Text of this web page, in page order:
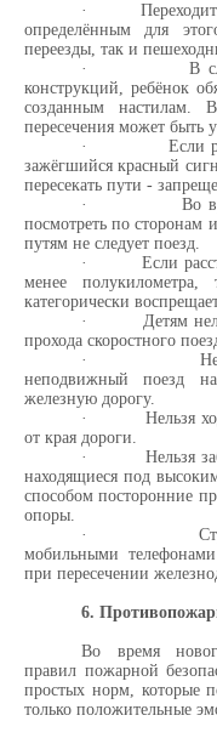
·
определённым для
переезды, так и
·
В
конструкций, ребёнок
созданным настилам.
пересечения может быть
·
Если
зажёгшийся красный
пересекать пути -
·
Во
посмотреть по сторонам
путям не следует поезд.
·
Если
менее полукилометра,
категорически
·
Детям
прохода скоростного
·
неподвижный поезд
железную дорогу.
·
Нельзя
от края дороги.
·
Нельзя
находящиеся под
способом посторонние
опоры.
·
мобильными
при пересечении
6.
Во время
правил пожарной
простых норм, которые
только положительные